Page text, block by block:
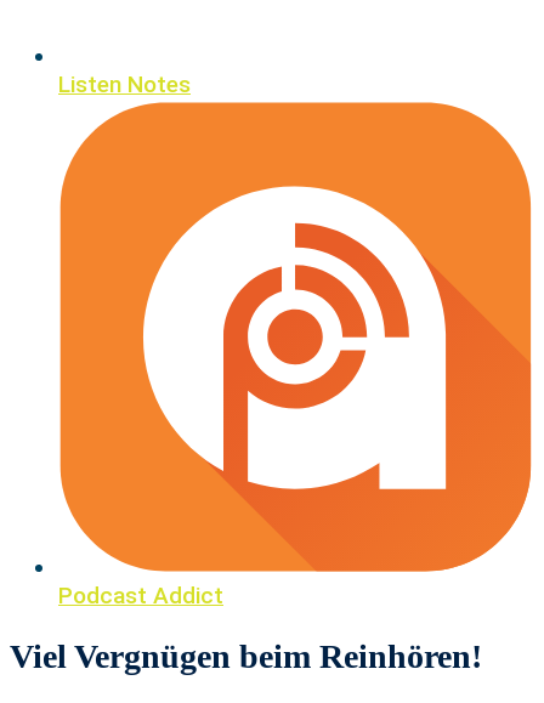
Listen Notes
Podcast Addict
Viel Vergnügen beim Reinhören!